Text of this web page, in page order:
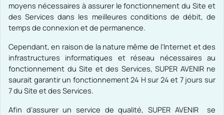
moyens nécessaires à assurer le fonctionnement du Site et
des Services dans les meilleures conditions de débit, de
temps de connexion et de permanence.
Cependant, en raison de la nature même de l’Internet et des
infrastructures informatiques et réseau nécessaires au
fonctionnement du Site et des Services, SUPER AVENIR ne
saurait garantir un fonctionnement 24 H sur 24 et 7 jours sur
7 du Site et des Services.
Afin d’assurer un service de qualité, SUPER AVENIR se